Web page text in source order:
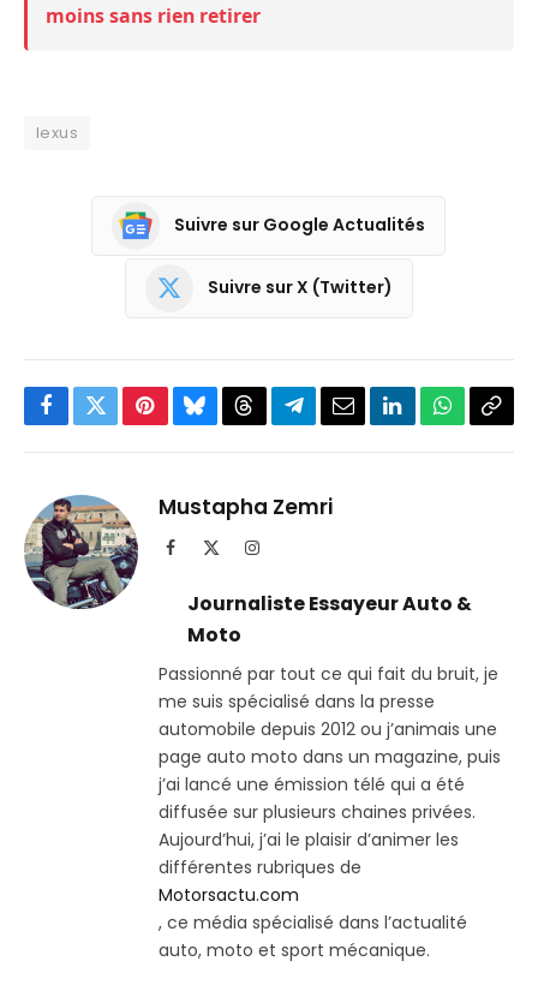
moins sans rien retirer
lexus
Suivre sur Google Actualités
Suivre sur X (Twitter)
Facebook
TwitterPinterestBlueskyThreadsPartager
Telegram
EmailLinkedInWhatsApp
Mustapha Zemri
Facebook Instagram
Journaliste Essayeur Auto &
Moto
Passionné par tout ce qui fait du bruit, je
me suis spécialisé dans la presse
automobile depuis 2012 ou j’animais une
page auto moto dans un magazine, puis
j’ai lancé une émission télé qui a été
diffusée sur plusieurs chaines privées.
Aujourd’hui, j’ai le plaisir d’animer les
différentes rubriques de
Motorsactu.com
, ce média spécialisé dans l’actualité
auto, moto et sport mécanique.